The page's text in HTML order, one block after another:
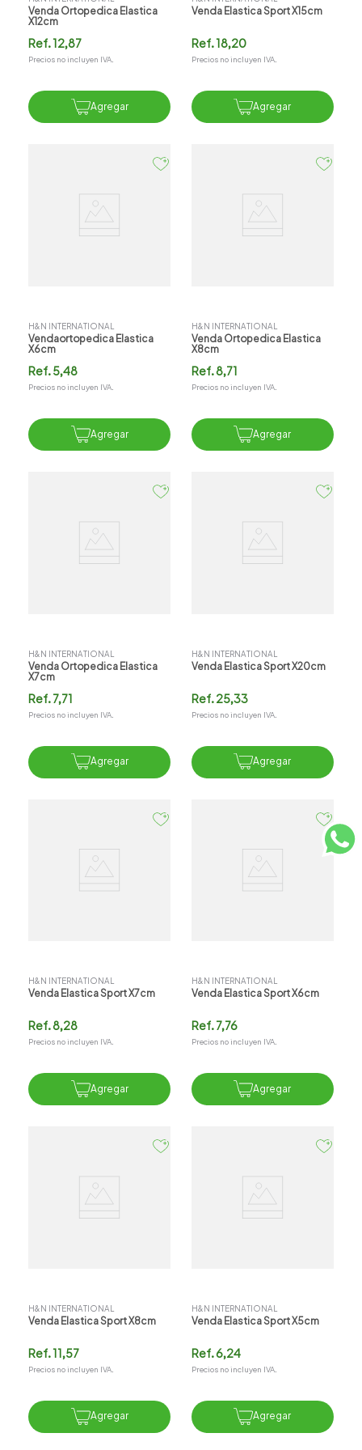
Venda Ortopedica Elastica
X12cm
Ref.12,87
Precios no incluyen IVA.
Agregar
Venda Elastica Sport X15cm
Ref.18,20
Precios no incluyen IVA.
Agregar
H&N INTERNATIONAL
Vendaortopedica Elastica
X6cm
Ref.5,48
Precios no incluyen IVA.
Agregar
H&N INTERNATIONAL
Venda Ortopedica Elastica
X8cm
Ref.8,71
Precios no incluyen IVA.
Agregar
H&N INTERNATIONAL
Venda Ortopedica Elastica
X7cm
Ref.7,71
Precios no incluyen IVA.
Agregar
H&N INTERNATIONAL
Venda Elastica Sport X20cm
Ref.25,33
Precios no incluyen IVA.
Agregar
H&N INTERNATIONAL
Venda Elastica Sport X7cm
Ref.8,28
Precios no incluyen IVA.
Agregar
H&N INTERNATIONAL
Venda Elastica Sport X6cm
Ref.7,76
Precios no incluyen IVA.
Agregar
H&N INTERNATIONAL
Venda Elastica Sport X8cm
Ref.11,57
Precios no incluyen IVA.
Agregar
H&N INTERNATIONAL
Venda Elastica Sport X5cm
Ref.6,24
Precios no incluyen IVA.
Agregar